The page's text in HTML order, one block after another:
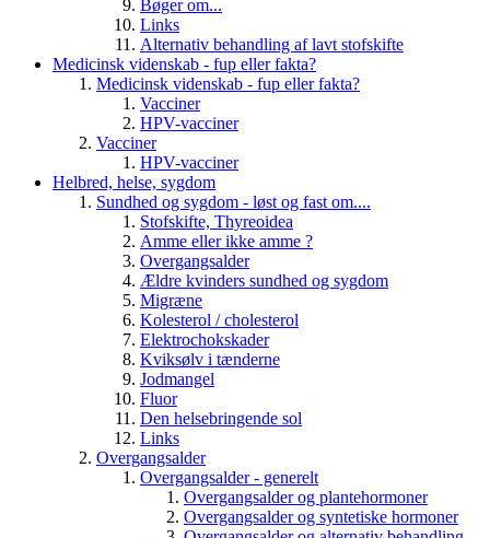
Bøger om...
Links
Alternativ behandling af lavt stofskifte
Medicinsk videnskab - fup eller fakta?
Medicinsk videnskab - fup eller fakta?
Vacciner
HPV-vacciner
Vacciner
HPV-vacciner
Helbred, helse, sygdom
Sundhed og sygdom - løst og fast om....
Stofskifte, Thyreoidea
Amme eller ikke amme ?
Overgangsalder
Ældre kvinders sundhed og sygdom
Migræne
Kolesterol / cholesterol
Elektrochokskader
Kviksølv i tænderne
Jodmangel
Fluor
Den helsebringende sol
Links
Overgangsalder
Overgangsalder - generelt
Overgangsalder og plantehormoner
Overgangsalder og syntetiske hormoner